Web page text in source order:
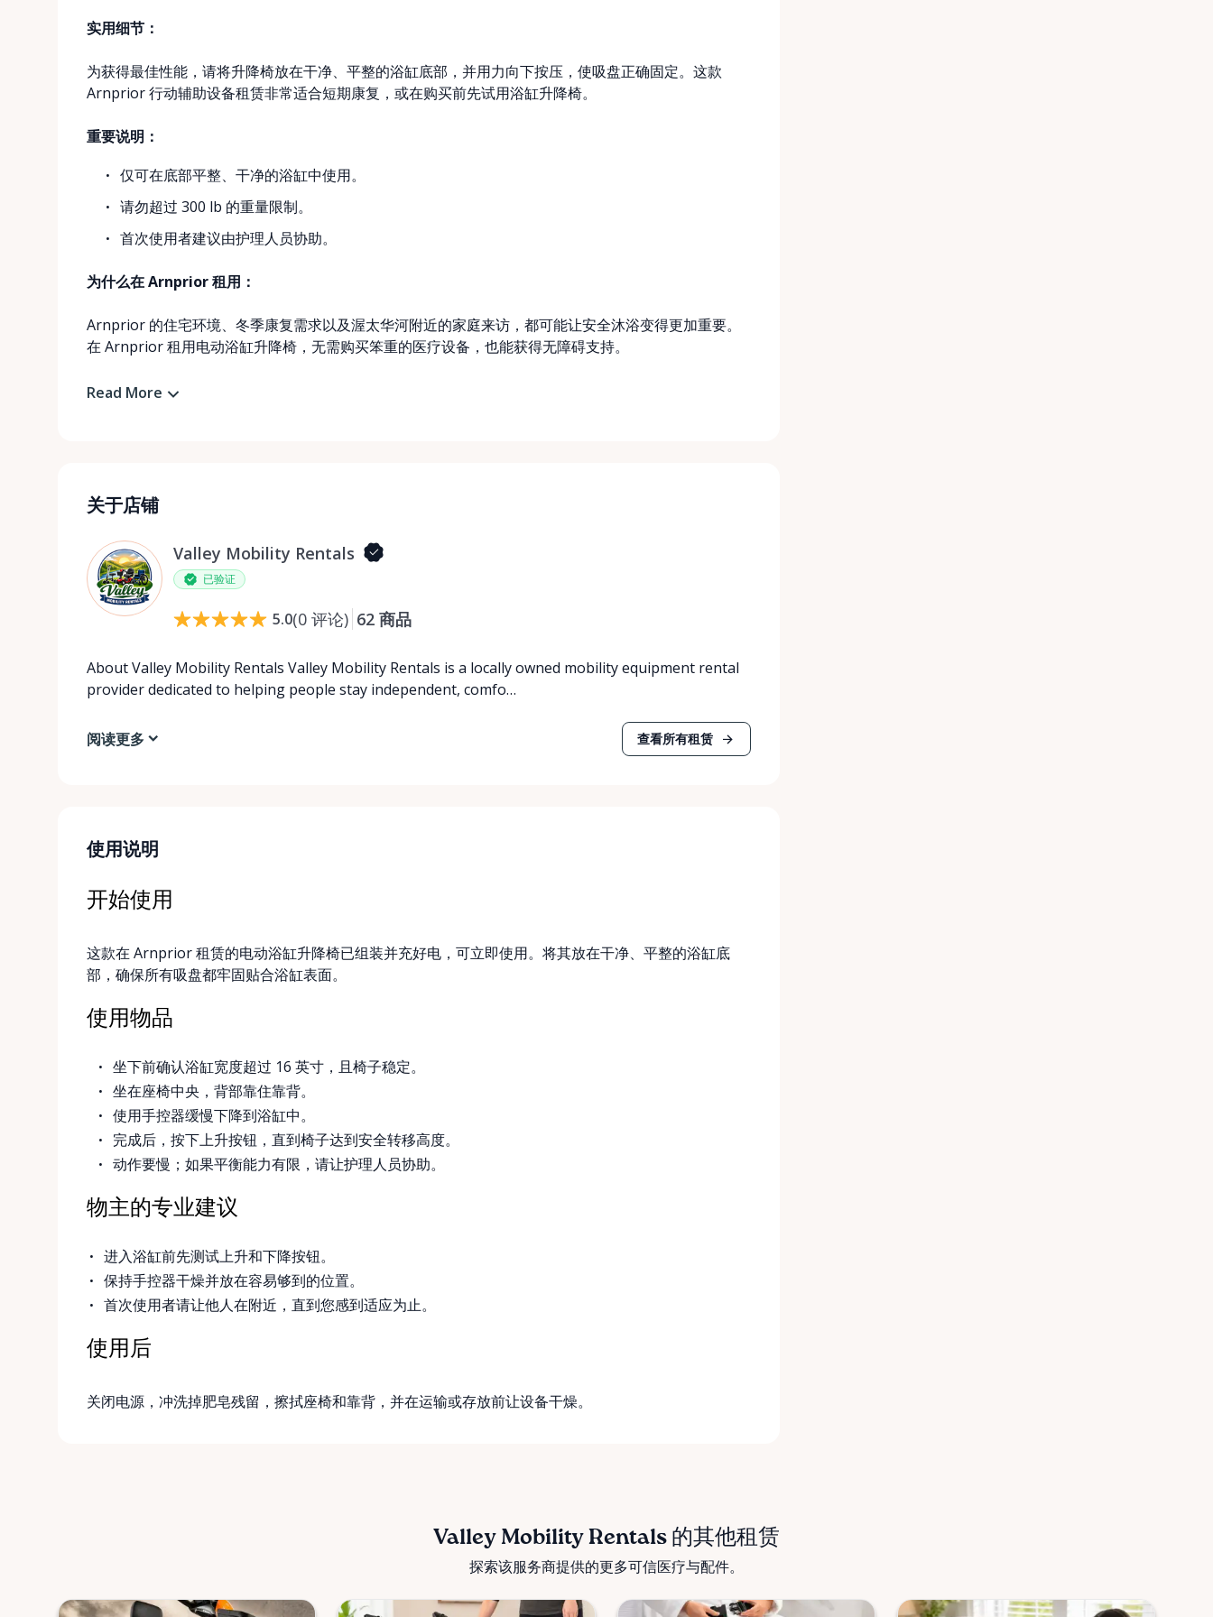
实用细节：
为获得最佳性能，请将升降椅放在干净、平整的浴缸底部，并用力向下按压，使吸盘正确固定。这款
Arnprior 行动辅助设备租赁非常适合短期康复，或在购买前先试用浴缸升降椅。
重要说明：
仅可在底部平整、干净的浴缸中使用。
请勿超过 300 lb 的重量限制。
首次使用者建议由护理人员协助。
为什么在 Arnprior 租用：
Arnprior 的住宅环境、冬季康复需求以及渥太华河附近的家庭来访，都可能让安全沐浴变得更加重要。
在 Arnprior 租用电动浴缸升降椅，无需购买笨重的医疗设备，也能获得无障碍支持。
Read More
关于店铺
Valley Mobility Rentals
已验证
5.0(0 评论) 62 商品
About Valley Mobility Rentals Valley Mobility Rentals is a locally owned mobility equipment rental
provider dedicated to helping people stay independent, comfo…
阅读更多 查看所有租赁
使用说明
开始使用
这款在 Arnprior 租赁的电动浴缸升降椅已组装并充好电，可立即使用。将其放在干净、平整的浴缸底
部，确保所有吸盘都牢固贴合浴缸表面。
使用物品
坐下前确认浴缸宽度超过 16 英寸，且椅子稳定。
坐在座椅中央，背部靠住靠背。
使用手控器缓慢下降到浴缸中。
完成后，按下上升按钮，直到椅子达到安全转移高度。
动作要慢；如果平衡能力有限，请让护理人员协助。
物主的专业建议
进入浴缸前先测试上升和下降按钮。
保持手控器干燥并放在容易够到的位置。
首次使用者请让他人在附近，直到您感到适应为止。
使用后
关闭电源，冲洗掉肥皂残留，擦拭座椅和靠背，并在运输或存放前让设备干燥。
Valley Mobility Rentals 的其他租赁
探索该服务商提供的更多可信医疗与配件。